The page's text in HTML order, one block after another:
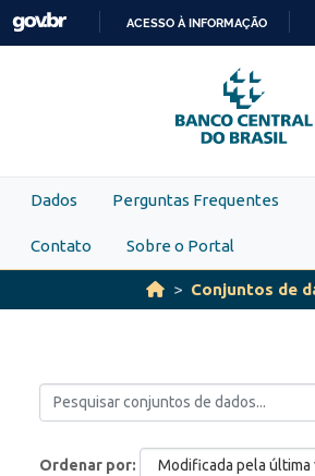
Skip to main content
PARA
O
CONTEÚDO
ACESSO À INFORMAÇÃO
Dados Perguntas Frequentes
Contato Sobre o Portal
Conjuntos de
Ordenar por